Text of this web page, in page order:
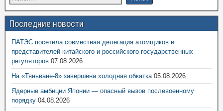
Последние новости
ПАТЭС посетила совместная делегация атомщиков и
представителей китайского и российского государственных
регуляторов 07.08.2026
На «Тяньване-8» завершена холодная обкатка 05.08.2026
Ядерные амбиции Японии — опасный вызов послевоенному
порядку 04.08.2026